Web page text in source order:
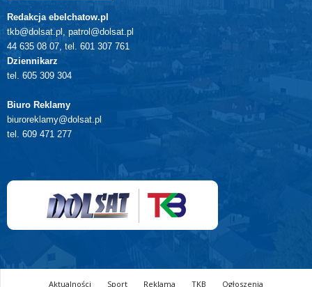
Redakcja ebelchatow.pl
tkb@dolsat.pl, patrol@dolsat.pl
44 635 08 07, tel. 601 307 761
Dziennikarz
tel. 605 309 304
Biuro Reklamy
biuroreklamy@dolsat.pl
tel. 609 471 277
Aktualności Sport Reklama TKB Ogłoszenia